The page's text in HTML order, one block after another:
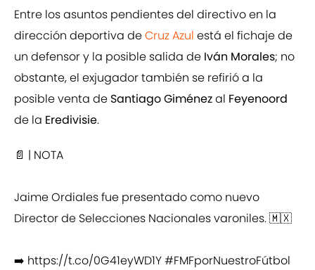
Entre los asuntos pendientes del directivo en la
dirección deportiva deCruz Azul está el fichaje de
un defensor y la posible salida de Iván Morales; no
obstante, el exjugador también se refirió a la
posible venta de Santiago Giménezal Feyenoord
de la Eredivisie.
📄 | NOTA
Jaime Ordiales fue presentado como nuevo
Director de Selecciones Nacionales varoniles. 🇲🇽
➡️ https://t.co/0G41eyWD1Y#FMFporNuestroFútbol